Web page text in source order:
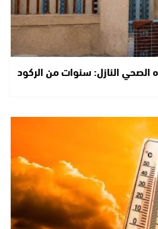
الصحي النازل: سنوات من الركود